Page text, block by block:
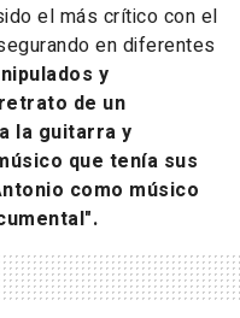
el más crítico con el
en diferentes
y
de un
la guitarra y
que tenía sus
como músico
.